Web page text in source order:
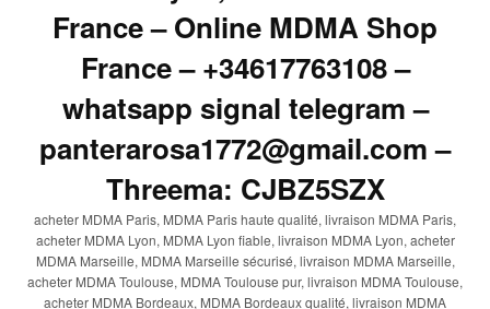
France – Online MDMA Shop
France – +34617763108 –
whatsapp signal telegram –
panterarosa1772@gmail.com –
Threema: CJBZ5SZX
acheter MDMA Paris, MDMA Paris haute qualité, livraison MDMA Paris,
acheter MDMA Lyon, MDMA Lyon fiable, livraison MDMA Lyon, acheter
MDMA Marseille, MDMA Marseille sécurisé, livraison MDMA Marseille,
acheter MDMA Toulouse, MDMA Toulouse pur, livraison MDMA Toulouse,
acheter MDMA Bordeaux, MDMA Bordeaux qualité, livraison MDMA